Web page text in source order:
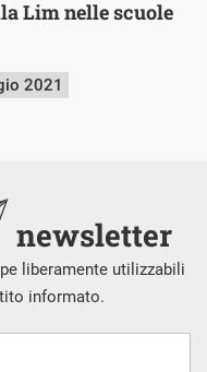
Lim nelle scuole
2021
newsletter
liberamente utilizzabili
informato.